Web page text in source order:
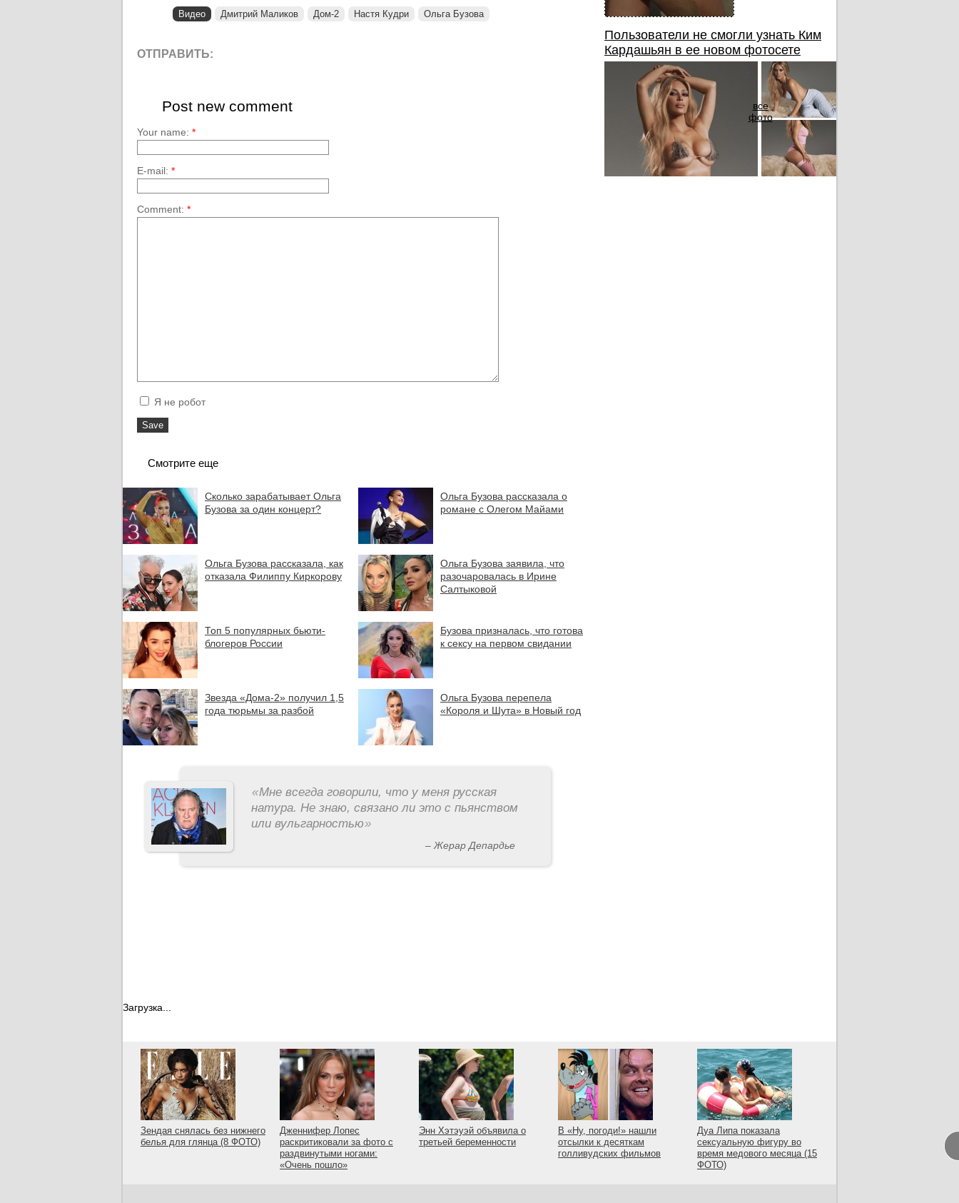
Видео Дмитрий Маликов Дом-2 Настя Кудри Ольга Бузова
ОТПРАВИТЬ:
Post new comment
Your name: *
E-mail: *
Comment: *
Я не робот
Смотрите еще
Сколько зарабатывает Ольга
Бузова за один концерт?
Ольга Бузова рассказала о
романе с Олегом Майами
Ольга Бузова рассказала, как
отказала Филиппу Киркорову
Ольга Бузова заявила, что
разочаровалась в Ирине
Салтыковой
Топ 5 популярных бьюти-
блогеров России
Бузова призналась, что готова
к сексу на первом свидании
Звезда «Дома-2» получил 1,5
года тюрьмы за разбой
Ольга Бузова перепела
«Короля и Шута» в Новый год
«Мне всегда говорили, что у меня русская
натура. Не знаю, связано ли это с пьянством
или вульгарностью»
– Жерар Депардье
Загрузка...
Пользователи не смогли узнать Ким
Кардашьян в ее новом фотосете
все
фото
Зендая снялась без нижнего
белья для глянца (8 ФОТО)
Дженнифер Лопес
раскритиковали за фото с
раздвинутыми ногами:
«Очень пошло»
Энн Хэтэуэй объявила о
третьей беременности
В «Ну, погоди!» нашли
отсылки к десяткам
голливудских фильмов
Дуа Липа показала
сексуальную фигуру во
время медового месяца (15
ФОТО)